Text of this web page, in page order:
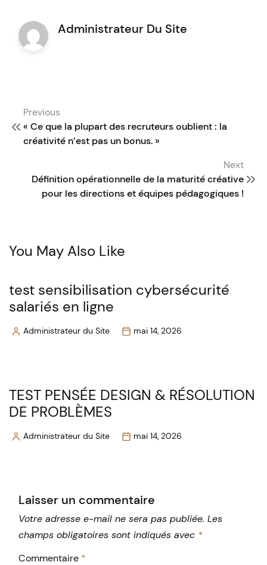
Administrateur Du Site
Post
navigation
« Ce que la plupart des recruteurs oublient : la
créativité n’est pas un bonus. »
Previous
Définition opérationnelle de la maturité créative
pour les directions et équipes pédagogiques !
Next
You May Also Like
test sensibilisation cybersécurité
salariés en ligne
PostedAdministrateur du Site mai 14, 2026
TEST PENSÉE DESIGN & RÉSOLUTION
DE PROBLÈMES
PostedAdministrateur du Site mai 14, 2026
Laisser un commentaire
Votre adresse e-mail ne sera pas publiée. Les
champs obligatoires sont indiqués avec *
Commentaire *